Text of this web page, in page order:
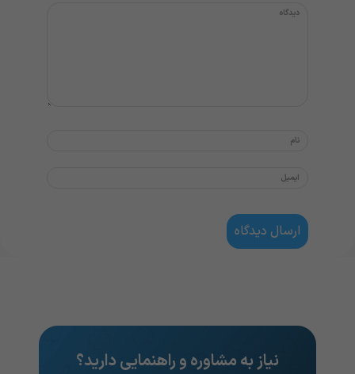
نیاز به مشاوره و راهنمایی دارید؟